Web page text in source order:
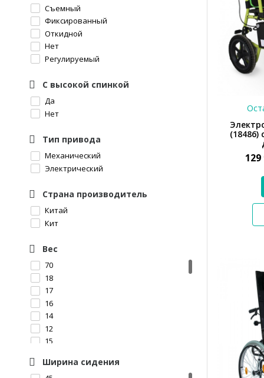
Съемный
Фиксированный
Откидной
Нет
Регулируемый
С высокой спинкой
Да
Нет
Тип привода
Механический
Электрический
Страна производитель
Китай
Кит
Вес
70
18
17
16
14
12
15
20
Ширина сидения
(18486)
129